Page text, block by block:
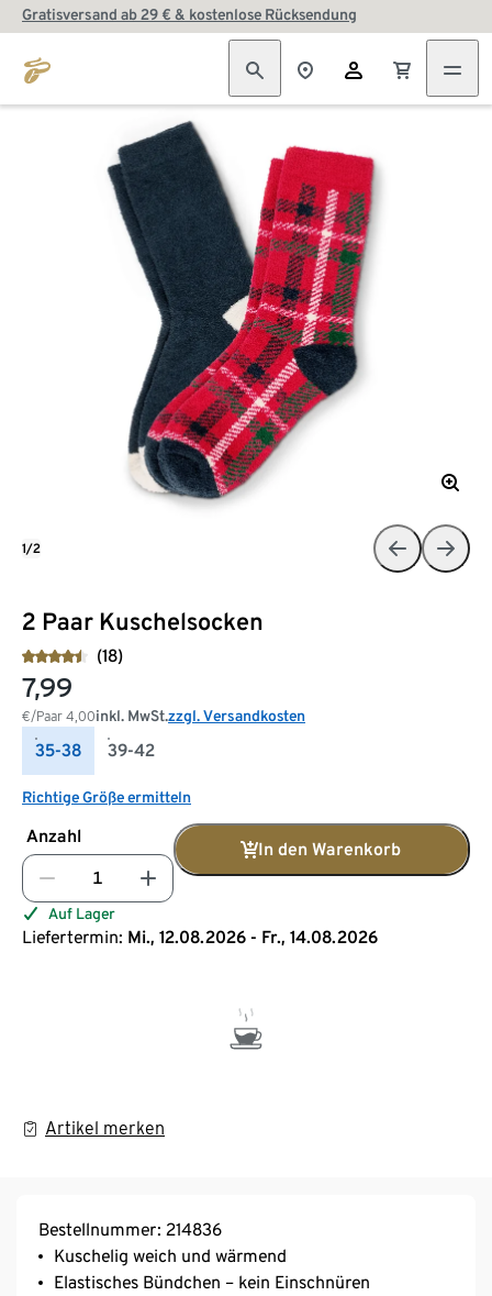
Gratisversand ab 29 € & kostenlose Rücksendung
2 Paar Kuschelsocken
(18)
7,99
€/Paar 4,00inkl. MwSt.zzgl. Versandkosten
35-38 39-42
Richtige Größe ermitteln
Anzahl
In den Warenkorb
Auf Lager
Liefertermin: Mi., 12.08.2026 - Fr., 14.08.2026
Artikel merken
1/2
Bestellnummer: 214836
Kuschelig weich und wärmend
Elastisches Bündchen – kein Einschnüren